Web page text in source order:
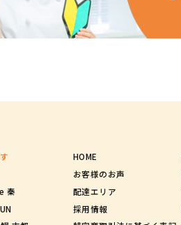
秦
HOME
お客様のお声
配達エリア
採用情報